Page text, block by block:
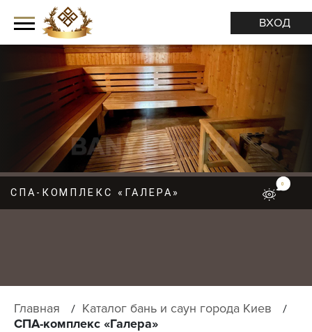
ВХОД
М
СПА-КОМПЛЕКС «ГАЛЕРА»
0
Главная
Каталог бань и саун города Киев
СПА-комплекс «Галера»